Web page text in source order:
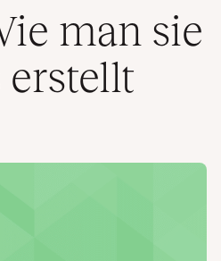
man sie
erstellt